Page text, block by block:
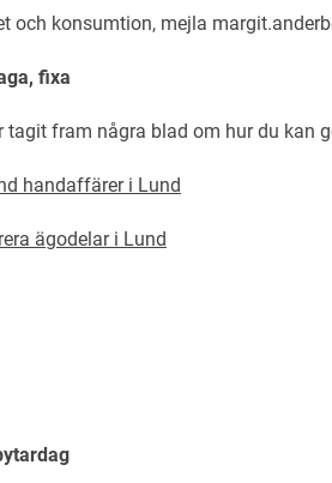
och konsumtion, mejla
fixa
tagit fram några blad om hur du kan
handaffärer i Lund
ägodelar i Lund